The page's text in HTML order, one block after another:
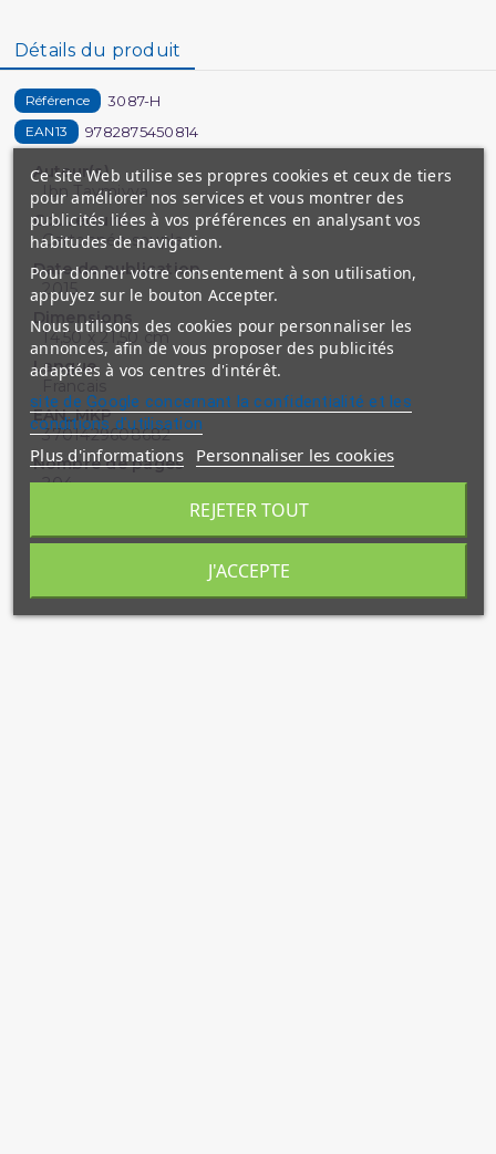
Détails du produit
Référence 3087-H
EAN13 9782875450814
Auteur(s)
Ibn Taymiyya
Couverture
Cartonnée souple
Date de publication
2015
Dimensions
14,50 x 21,50 cm
Langue
Francais
EAN_MKP
3701429608682
Nombre de pages
204
Ce site Web utilise ses propres cookies et ceux de tiers
pour améliorer nos services et vous montrer des
publicités liées à vos préférences en analysant vos
habitudes de navigation.
Pour donner votre consentement à son utilisation,
appuyez sur le bouton Accepter.
Nous utilisons des cookies pour personnaliser les
annonces, afin de vous proposer des publicités
adaptées à vos centres d'intérêt.
site de Google concernant la confidentialité et les
conditions d'utilisation
Plus d'informations Personnaliser les cookies
REJETER TOUT
J'ACCEPTE